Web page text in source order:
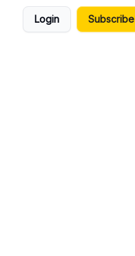
Login Subscribe